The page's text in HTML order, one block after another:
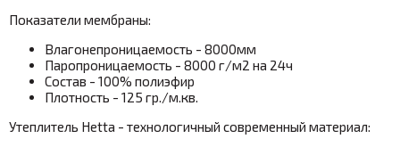
Показатели мембраны:
Влагонепроницаемость - 8000мм
Паропроницаемость - 8000 г/м2 на 24ч
Состав - 100% полиэфир
Плотность - 125 гр./м.кв.
Утеплитель Hetta - технологичный современный материал: